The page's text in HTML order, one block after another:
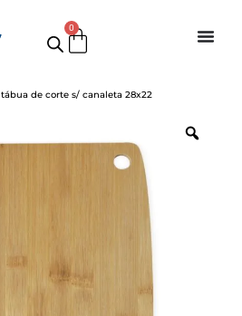
0
tábua de corte s/ canaleta 28x22